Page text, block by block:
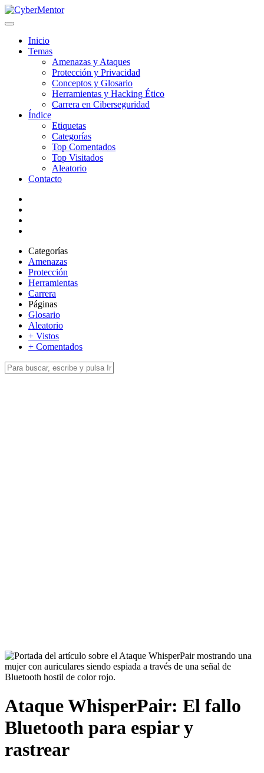
Inicio
Temas
Amenazas y Ataques
Protección y Privacidad
Conceptos y Glosario
Herramientas y Hacking Ético
Carrera en Ciberseguridad
Índice
Etiquetas
Categorías
Top Comentados
Top Visitados
Aleatorio
Contacto
Categorías
Amenazas
Protección
Herramientas
Carrera
Páginas
Glosario
Aleatorio
+ Vistos
+ Comentados
Ataque WhisperPair: El fallo
Bluetooth para espiar y
rastrear